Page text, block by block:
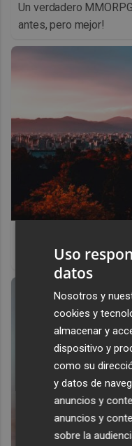
Un verdadero
antes, pero mejor!
Inspírate y elige tu
Uso
datos
Nosotros y
cookies y
almacenar y
dispositivo y
como su
y datos de
anuncios y
anuncios y
sobre la